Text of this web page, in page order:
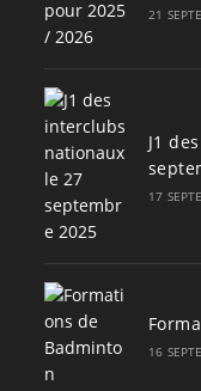
21
J1
17
16